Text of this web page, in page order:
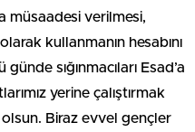
müsaadesi verilmesi,
kullanmanın hesabını
sığınmacıları Esad’a
yerine çalıştırmak
olsun. Biraz evvel gençler